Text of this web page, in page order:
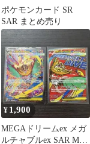
ポケモンカード SR
SAR まとめ売り
¥ 1,900
MEGAドリームex メガ
ルチャブルex SAR MA